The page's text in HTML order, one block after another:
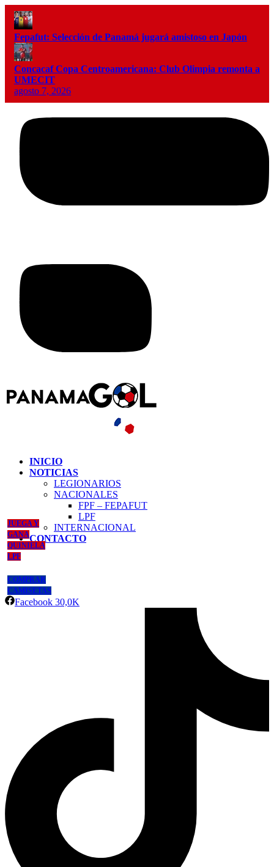
Fepafut: Selección de Panamá jugará amistoso en Japón
Concacaf Copa Centroamericana: Club Olimpia remonta a
UMECIT
agosto 7, 2026
INICIO
NOTICIAS
LEGIONARIOS
NACIONALES
FPF – FEPAFUT
LPF
INTERNACIONAL
CONTACTO
JUEGA Y
GANA
QUINIELA
LPF
COMPRAR
CAMISETAS
Facebook 30,0K